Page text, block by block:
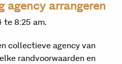
agency arrangeren
te 8:25 am.
collectieve agency van
randvoorwaarden en